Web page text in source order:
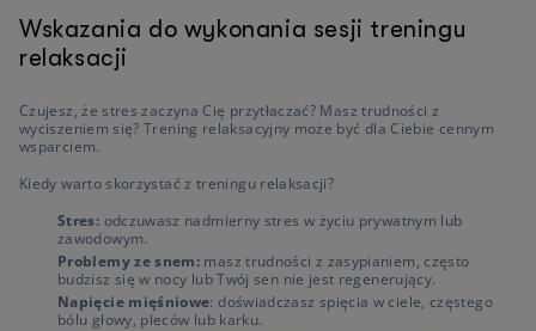
Wskazania do wykonania sesji treningu
relaksacji
Czujesz, że stres zaczyna Cię przytłaczać? Masz trudności z
wyciszeniem się? Trening relaksacyjny może być dla Ciebie cennym
wsparciem.
Kiedy warto skorzystać z treningu relaksacji?
Stres: odczuwasz nadmierny stres w życiu prywatnym lub
zawodowym.
Problemy ze snem: masz trudności z zasypianiem, często
budzisz się w nocy lub Twój sen nie jest regenerujący.
Napięcie mięśniowe: doświadczasz spięcia w ciele, częstego
bólu głowy, pleców lub karku.